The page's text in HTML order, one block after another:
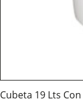
Cubeta 19 Lts